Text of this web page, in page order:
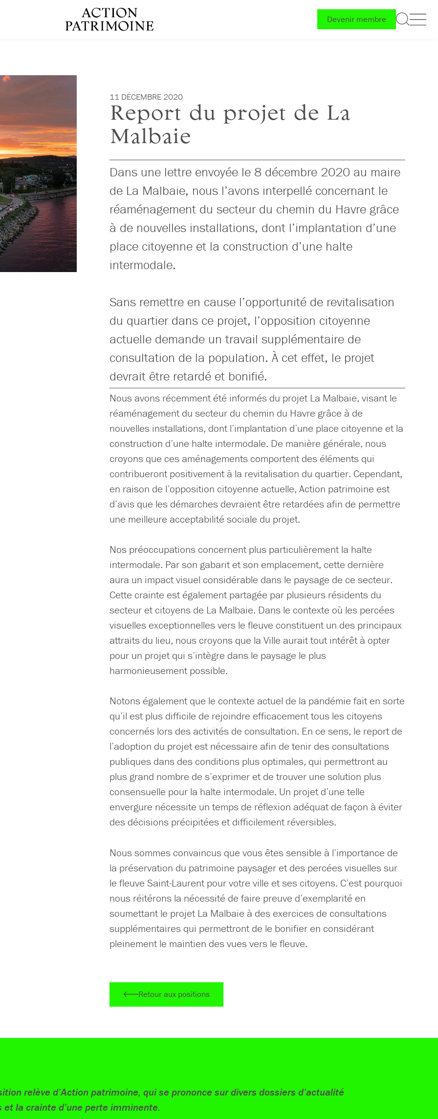
Devenir membre
11 DÉCEMBRE 2020
Report du projet de La
Malbaie
Dans une lettre envoyée le 8 décembre 2020 au maire
de La Malbaie, nous l’avons interpellé concernant le
réaménagement du secteur du chemin du Havre grâce
à de nouvelles installations, dont l’implantation d’une
place citoyenne et la construction d’une halte
intermodale.
Sans remettre en cause l’opportunité de revitalisation
du quartier dans ce projet, l’opposition citoyenne
actuelle demande un travail supplémentaire de
consultation de la population. À cet effet, le projet
devrait être retardé et bonifié.
Nous avons récemment été informés du projet La Malbaie, visant le
réaménagement du secteur du chemin du Havre grâce à de
nouvelles installations, dont l’implantation d’une place citoyenne et la
construction d’une halte intermodale. De manière générale, nous
croyons que ces aménagements comportent des éléments qui
contribueront positivement à la revitalisation du quartier. Cependant,
en raison de l’opposition citoyenne actuelle, Action patrimoine est
d’avis que les démarches devraient être retardées afin de permettre
une meilleure acceptabilité sociale du projet.
Nos préoccupations concernent plus particulièrement la halte
intermodale. Par son gabarit et son emplacement, cette dernière
aura un impact visuel considérable dans le paysage de ce secteur.
Cette crainte est également partagée par plusieurs résidents du
secteur et citoyens de La Malbaie. Dans le contexte où les percées
visuelles exceptionnelles vers le fleuve constituent un des principaux
attraits du lieu, nous croyons que la Ville aurait tout intérêt à opter
pour un projet qui s’intègre dans le paysage le plus
harmonieusement possible.
Notons également que le contexte actuel de la pandémie fait en sorte
qu’il est plus difficile de rejoindre efficacement tous les citoyens
concernés lors des activités de consultation. En ce sens, le report de
l’adoption du projet est nécessaire afin de tenir des consultations
publiques dans des conditions plus optimales, qui permettront au
plus grand nombre de s’exprimer et de trouver une solution plus
consensuelle pour la halte intermodale. Un projet d’une telle
envergure nécessite un temps de réflexion adéquat de façon à éviter
des décisions précipitées et difficilement réversibles.
Nous sommes convaincus que vous êtes sensible à l’importance de
la préservation du patrimoine paysager et des percées visuelles sur
le fleuve Saint-Laurent pour votre ville et ses citoyens. C’est pourquoi
nous réitérons la nécessité de faire preuve d’exemplarité en
soumettant le projet La Malbaie à des exercices de consultations
supplémentaires qui permettront de le bonifier en considérant
pleinement le maintien des vues vers le fleuve.
Retour aux positions
relève d’Action patrimoine, qui se prononce sur divers dossiers d’actualité
la crainte d’une perte imminente.